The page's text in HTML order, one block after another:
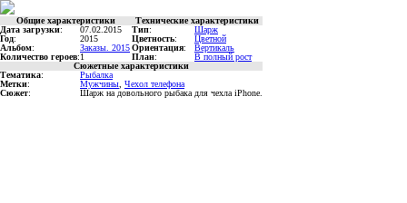
Общие характеристики
Технические характеристики
Дата загрузки: 07.02.2015 Тип:
Шарж
Год: 2015 Цветность:
Цветной
Альбом: Заказы. 2015Ориентация:
Вертикаль
Количество героев:1 План:
В полный рост
Сюжетные характеристики
Тематика:
Рыбалка
Метки: Мужчины Чехол телефона
Сюжет: Шарж на довольного рыбака для чехла iPhone.